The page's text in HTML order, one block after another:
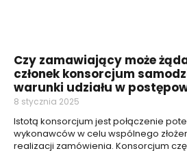
Czy zamawiający może
członek konsorcjum
warunki udziału w
8 stycznia 2025
Istotą konsorcjum jest połączenie
wykonawców w celu wspólnego
realizacji zamówienia. Konsorcjum